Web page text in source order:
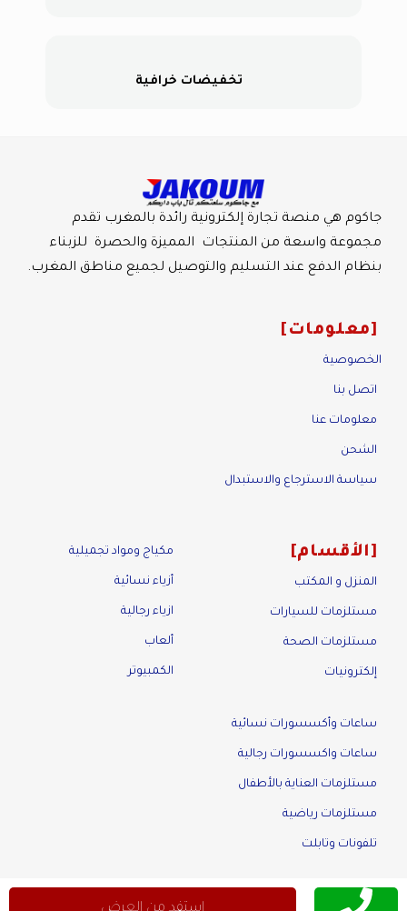
تخفيضات خرافية
جاكوم هي منصة تجارة إلكترونية رائدة بالمغرب تقدم
مجموعة واسعة من المنتجات المميزة والحصرة للزبناء
بنظام الدفع عند التسليم والتوصيل لجميع مناطق المغرب.
معلومات
الخصوصية
اتصل بنا
معلومات عنا
الشحن
سياسة الاسترجاع والاستبدال
الأقسام
المنزل و المكتب
مستلزمات للسيارات
مستلزمات الصحة
إلكترونيات
مكياج ومواد تجميلية
أزياء نسائية
ازياء رجالية
ألعاب
الكمبيوتر
ساعات وأكسسورات نسائية
ساعات واكسسورات رجالية
مستلزمات العناية بالأطفال
مستلزمات رياضية
تلفونات وتابلت